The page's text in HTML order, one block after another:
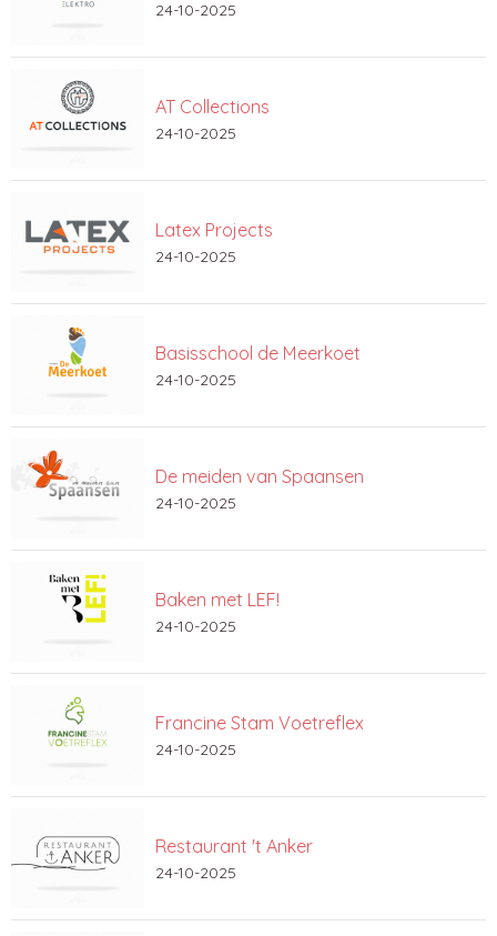
24-10-2025
AT Collections
24-10-2025
Latex Projects
24-10-2025
Basisschool de Meerkoet
24-10-2025
De meiden van Spaansen
24-10-2025
Baken met LEF!
24-10-2025
Francine Stam Voetreflex
24-10-2025
Restaurant 't Anker
24-10-2025